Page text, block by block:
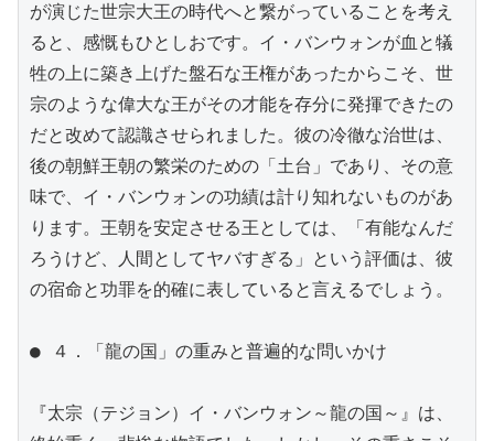
が演じた世宗大王の時代へと繋がっていることを考え
ると、感慨もひとしおです。イ・バンウォンが血と犠
牲の上に築き上げた盤石な王権があったからこそ、世
宗のような偉大な王がその才能を存分に発揮できたの
だと改めて認識させられました。彼の冷徹な治世は、
後の朝鮮王朝の繁栄のための「土台」であり、その意
味で、イ・バンウォンの功績は計り知れないものがあ
ります。王朝を安定させる王としては、「有能なんだ
ろうけど、人間としてヤバすぎる」という評価は、彼
の宿命と功罪を的確に表していると言えるでしょう。
● ４．「龍の国」の重みと普遍的な問いかけ
『太宗（テジョン）イ・バンウォン～龍の国～』は、